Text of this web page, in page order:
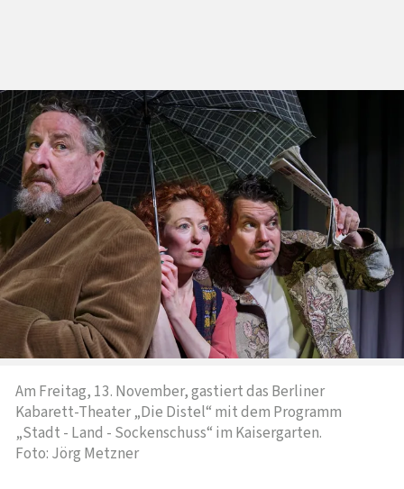
Am Freitag, 13. November, gastiert das Berliner
Kabarett-Theater „Die Distel“ mit dem Programm
„Stadt - Land - Sockenschuss“ im Kaisergarten.
Foto: Jörg Metzner